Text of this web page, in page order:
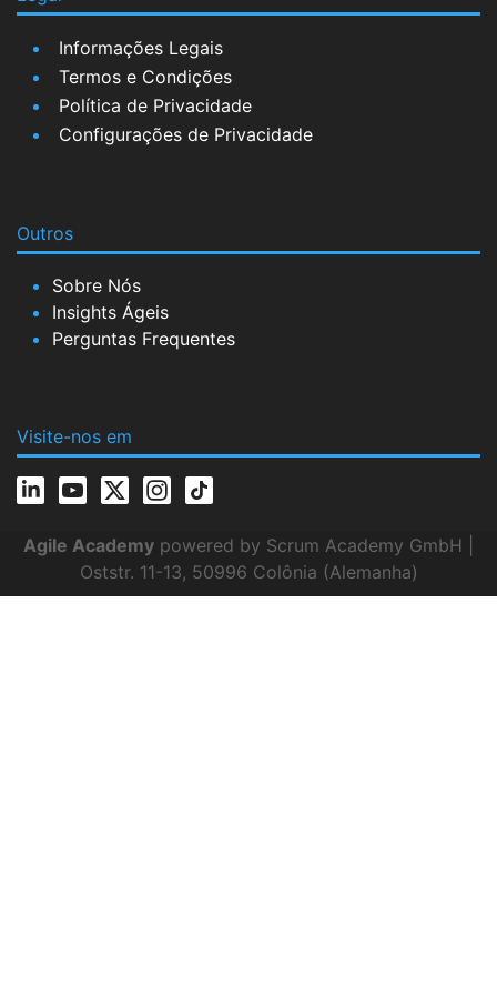
Informações Legais
Termos e Condições
Política de Privacidade
Configurações de Privacidade
Outros
Sobre Nós
Insights Ágeis
Perguntas Frequentes
Visite-nos em
Agile Academy powered by Scrum Academy GmbH |
Oststr. 11-13, 50996 Colônia (Alemanha)